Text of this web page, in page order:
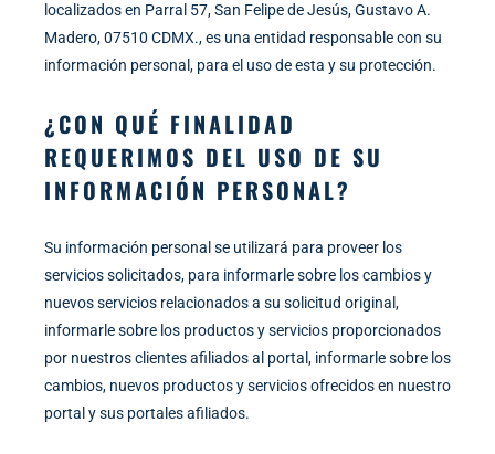
localizados en Parral 57, San Felipe de Jesús, Gustavo A.
Madero, 07510 CDMX., es una entidad responsable con su
información personal, para el uso de esta y su protección.
¿CON QUÉ FINALIDAD
REQUERIMOS DEL USO DE SU
INFORMACIÓN PERSONAL?
Su información personal se utilizará para proveer los
servicios solicitados, para informarle sobre los cambios y
nuevos servicios relacionados a su solicitud original,
informarle sobre los productos y servicios proporcionados
por nuestros clientes afiliados al portal, informarle sobre los
cambios, nuevos productos y servicios ofrecidos en nuestro
portal y sus portales afiliados.